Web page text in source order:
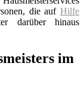
die auf Hilfe
darüber hinaus
im